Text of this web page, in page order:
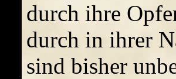
durch ihre
durch in ihrer
sind bisher